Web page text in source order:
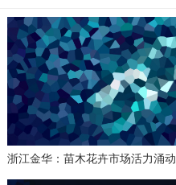
浙江金华：苗木花卉市场活力涌动